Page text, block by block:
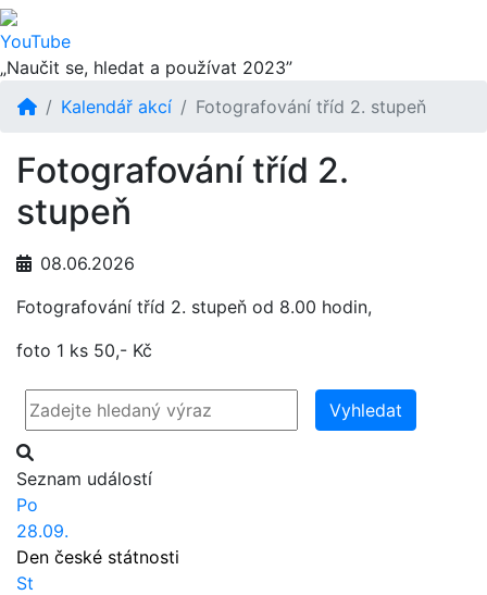
YouTube
„Naučit se, hledat a používat 2023”
Kalendář akcí
Fotografování tříd 2. stupeň
Fotografování tříd 2.
stupeň
08.06.2026
Fotografování tříd 2. stupeň od 8.00 hodin,
foto 1 ks 50,- Kč
Vyhledat
Seznam událostí
Po
28.09.
Den české státnosti
St